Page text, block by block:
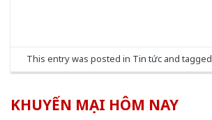
This entry was posted in Tin tứcand tagged
KHUYẾN MẠI HÔM NAY